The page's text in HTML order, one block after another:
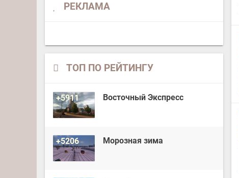
РЕКЛАМА
ТОП ПО РЕЙТИНГУ
+5911 Восточный Экспресс
+5206 Морозная зима